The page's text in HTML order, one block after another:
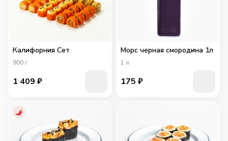
Калифорния Сет
900 г
1 409 ₽
Морс черная смородина 1л
1 л
175 ₽